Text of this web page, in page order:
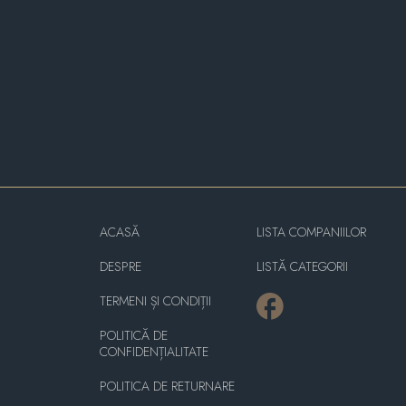
ACASĂ
DESPRE
TERMENI ȘI CONDIȚII
POLITICĂ DE
CONFIDENȚIALITATE
POLITICA DE RETURNARE
LISTA COMPANIILOR
LISTĂ CATEGORII